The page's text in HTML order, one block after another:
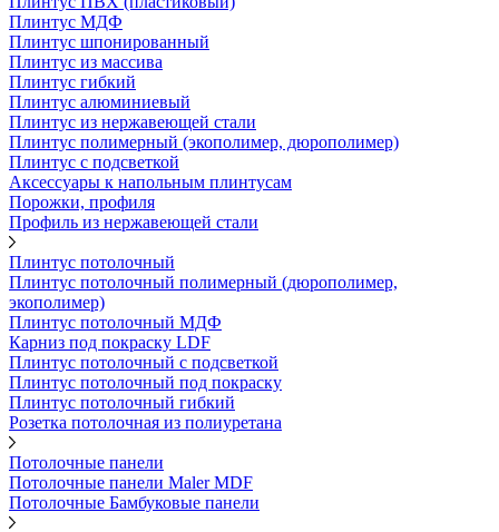
Плинтус МДФ
Плинтус шпонированный
Плинтус из массива
Плинтус гибкий
Плинтус алюминиевый
Плинтус из нержавеющей стали
Плинтус полимерный (экополимер, дюрополимер)
Плинтус с подсветкой
Аксессуары к напольным плинтусам
Порожки, профиля
Профиль из нержавеющей стали
Плинтус потолочный
Плинтус потолочный полимерный (дюрополимер,
экополимер)
Плинтус потолочный МДФ
Карниз под покраску LDF
Плинтус потолочный с подсветкой
Плинтус потолочный под покраску
Плинтус потолочный гибкий
Розетка потолочная из полиуретана
Потолочные панели
Потолочные панели Maler MDF
Потолочные Бамбуковые панели